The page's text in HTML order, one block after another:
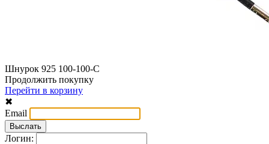
Шнурок 925 100-100-С
Продолжить покупку
Перейти в корзину
✖
Email
Логин: